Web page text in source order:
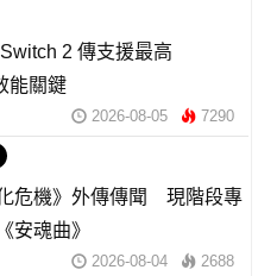
2 傳支援最高
能關鍵
2026-08-05 7290
危機》外傳傳聞 現階段專
安魂曲》
2026-08-04 2688